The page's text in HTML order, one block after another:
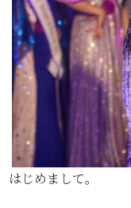
はじめまして。